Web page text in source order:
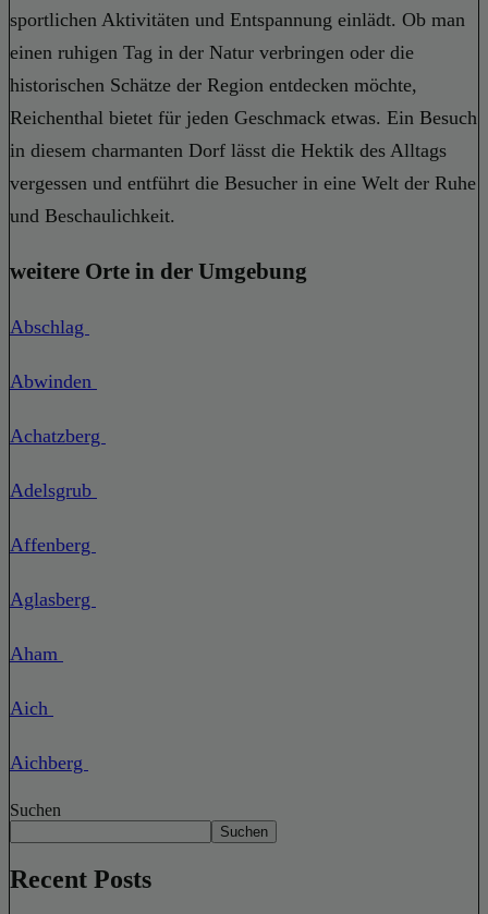
sportlichen Aktivitäten und Entspannung einlädt. Ob man
einen ruhigen Tag in der Natur verbringen oder die
historischen Schätze der Region entdecken möchte,
Reichenthal bietet für jeden Geschmack etwas. Ein Besuch
in diesem charmanten Dorf lässt die Hektik des Alltags
vergessen und entführt die Besucher in eine Welt der Ruhe
und Beschaulichkeit.
weitere Orte in der Umgebung
Abschlag
Abwinden
Achatzberg
Adelsgrub
Affenberg
Aglasberg
Aham
Aich
Aichberg
Suchen
Suchen
Recent Posts